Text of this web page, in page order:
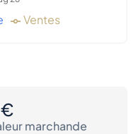
Ventes
marchande